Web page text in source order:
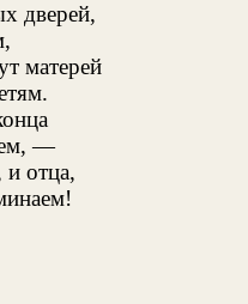
дверей,
матерей
—
отца,